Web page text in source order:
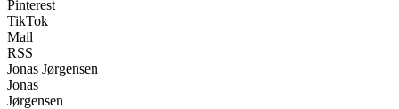
Pinterest
TikTok
Mail
RSS
Jonas Jørgensen
Jonas
Jørgensen